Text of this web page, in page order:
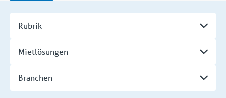
Rubrik
Mietlösungen
Branchen